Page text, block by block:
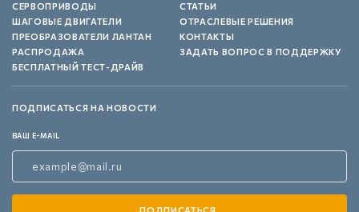
СЕРВОПРИВОДЫ
ШАГОВЫЕ ДВИГАТЕЛИ
ПРЕОБРАЗОВАТЕЛИ ЛАНТАН
РАСПРОДАЖА
БЕСПЛАТНЫЙ ТЕСТ-ДРАЙВ
СТАТЬИ
ОТРАСЛЕВЫЕ РЕШЕНИЯ
КОНТАКТЫ
ЗАДАТЬ ВОПРОС В ПОДДЕРЖКУ
ПОДПИСАТЬСЯ НА НОВОСТИ
ВАШ E-MAIL